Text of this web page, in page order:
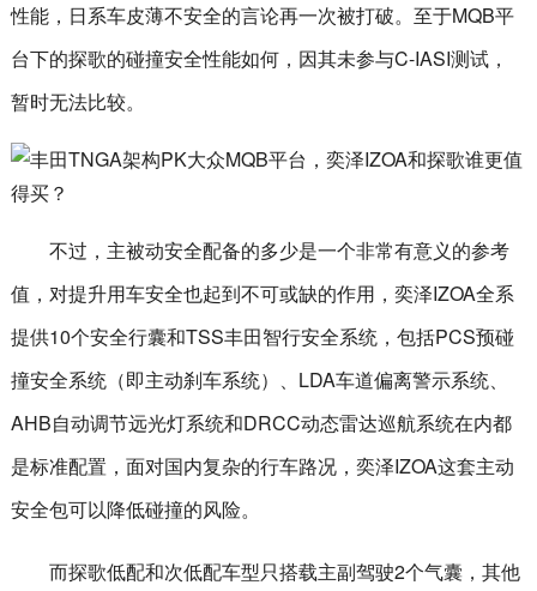
性能，日系车皮薄不安全的言论再一次被打破。至于MQB平
台下的探歌的碰撞安全性能如何，因其未参与C-IASI测试，
暂时无法比较。
不过，主被动安全配备的多少是一个非常有意义的参考
值，对提升用车安全也起到不可或缺的作用，奕泽IZOA全系
提供10个安全行囊和TSS丰田智行安全系统，包括PCS预碰
撞安全系统（即主动刹车系统）、LDA车道偏离警示系统、
AHB自动调节远光灯系统和DRCC动态雷达巡航系统在内都
是标准配置，面对国内复杂的行车路况，奕泽IZOA这套主动
安全包可以降低碰撞的风险。
而探歌低配和次低配车型只搭载主副驾驶2个气囊，其他